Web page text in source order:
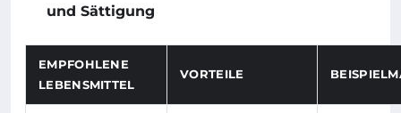
und Sättigung
EMPFOHLENE
LEBENSMITTEL
VORTEILE